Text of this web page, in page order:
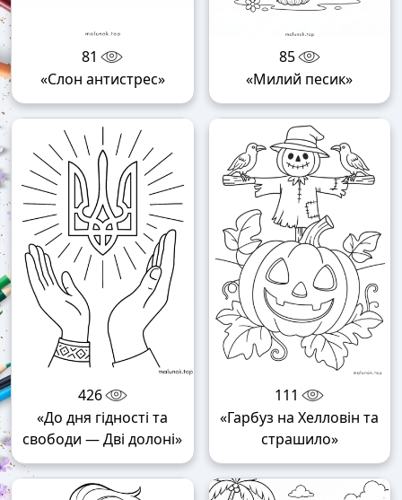
81
«Слон антистрес»
85
«Милий песик»
426
«До дня гідності та
свободи — Дві долоні»
111
«Гарбуз на Хелловін та
страшило»